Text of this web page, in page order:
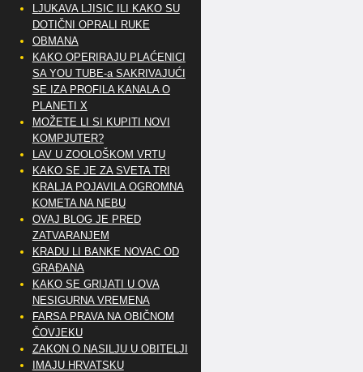
LJUKAVA LJISIC ILI KAKO SU
DOTIČNI OPRALI RUKE
OBMANA
KAKO OPERIRAJU PLAĆENICI
SA YOU TUBE-a SAKRIVAJUĆI
SE IZA PROFILA KANALA O
PLANETI X
MOŽETE LI SI KUPITI NOVI
KOMPJUTER?
LAV U ZOOLOŠKOM VRTU
KAKO SE JE ZA SVETA TRI
KRALJA POJAVILA OGROMNA
KOMETA NA NEBU
OVAJ BLOG JE PRED
ZATVARANJEM
KRADU LI BANKE NOVAC OD
GRAĐANA
KAKO SE GRIJATI U OVA
NESIGURNA VREMENA
FARSA PRAVA NA OBIČNOM
ČOVJEKU
ZAKON O NASILJU U OBITELJI
IMAJU HRVATSKU